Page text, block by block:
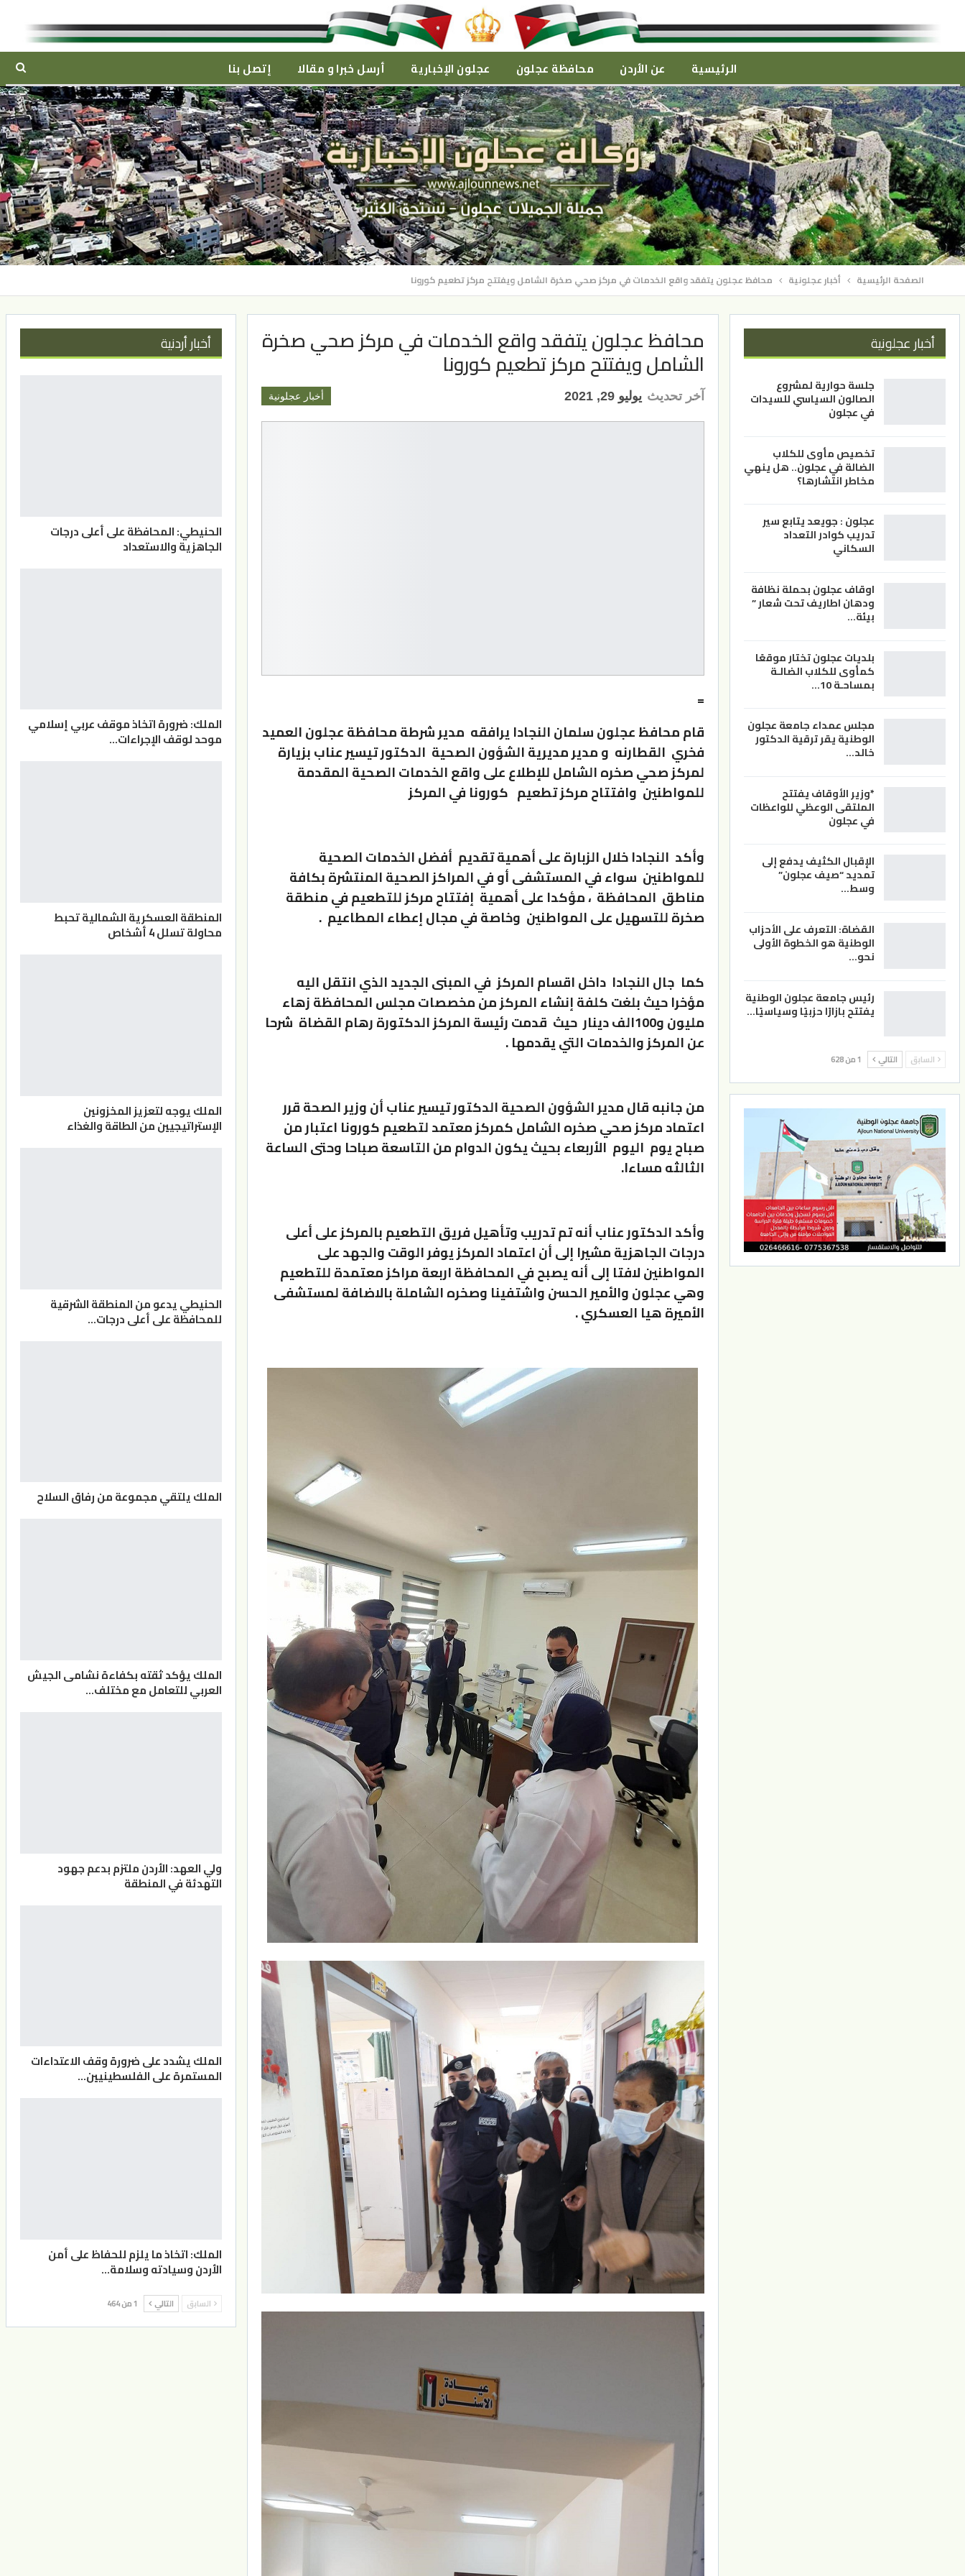
الرئيسية عن الأردن محافظة عجلون عجلون الإخبارية أرسل خبرا و مقالا إتصل بنا
الصفحة الرئيسية أخبار عجلونية محافظ عجلون يتفقد واقع الخدمات في مركز صحي صخرة الشامل ويفتتح مركز تطعيم كورونا
محافظ عجلون يتفقد واقع الخدمات في مركز صحي صخرة
الشامل ويفتتح مركز تطعيم كورونا
أخبار عجلونية آخر تحديث يوليو 29, 2021
=
قام محافظ عجلون سلمان النجادا يرافقه مدير شرطة محافظة عجلون العميد
فخري القطارنه و مدير مديرية الشؤون الصحية الدكتور تيسير عناب بزيارة
لمركز صحي صخره الشامل للإطلاع على واقع الخدمات الصحية المقدمة
للمواطنين وافتتاح مركز تطعيم كورونا في المركز
وأكد النجادا خلال الزبارة على أهمية تقديم أفضل الخدمات الصحية
للمواطنين سواء في المستشفى أو في المراكز الصحية المنتشرة بكافة
مناطق المحافظة ، مؤكدا على أهمية إفتتاح مركز للتطعيم في منطقة
صخرة للتسهيل على المواطنين وخاصة في مجال إعطاء المطاعيم .
كما جال النجادا داخل اقسام المركز في المبنى الجديد الذي انتقل اليه
مؤخرا حيث بلغت كلفة إنشاء المركز من مخصصات مجلس المحافظة زهاء
مليون و100الف دينار حيث قدمت رئيسة المركز الدكتورة رهام القضاة شرحا
عن المركز والخدمات التي يقدمها .
من جانبه قال مدير الشؤون الصحية الدكتور تيسير عناب أن وزير الصحة قرر
اعتماد مركز صحي صخره الشامل كمركز معتمد لتطعيم كورونا اعتبار من
صباح يوم اليوم الأربعاء بحيث يكون الدوام من التاسعة صباحا وحتى الساعة
الثالثه مساءا.
وأكد الدكتور عناب أنه تم تدريب وتأهيل فريق التطعيم بالمركز على أعلى
درجات الجاهزية مشيرا إلى أن اعتماد المركز يوفر الوقت والجهد على
المواطنين لافتا إلى أنه يصبح في المحافظة اربعة مراكز معتمدة للتطعيم
وهي عجلون والأمير الحسن واشتفينا وصخره الشاملة بالاضافة لمستشفى
الأميرة هيا العسكري .
أخبار عجلونية
جلسة حوارية لمشروع
الصالون السياسي للسيدات
في عجلون
تخصيص مأوى للكلاب
الضالة في عجلون.. هل ينهي
مخاطر انتشارها؟
عجلون : جويعد يتابع سير
تدريب كوادر التعداد
السكاني
اوقاف عجلون بحملة نظافة
ودهان اطاريف تحت شعار ”
بيئة…
بلديات عجلون تختار موقعًا
كمأوى للكلاب الضالـة
بمساحـة 10…
مجلس عمداء جامعة عجلون
الوطنية يقر ترقية الدكتور
خالد…
*وزير الأوقاف يفتتح
الملتقى الوعظي للواعظات
في عجلون
الإقبال الكثيف يدفع إلى
تمديد “صيف عجلون”
وسط…
القضاة: التعرف على الأحزاب
الوطنية هو الخطوة الأولى
نحو…
رئيس جامعة عجلون الوطنية
يفتتح بازارًا حزبيًا وسياسيًا…
السابق التالي 1 من 628
أخبار أردنية
الحنيطي: المحافظة على أعلى درجات
الجاهزية والاستعداد
الملك: ضرورة اتخاذ موقف عربي إسلامي
موحد لوقف الإجراءات…
المنطقة العسكرية الشمالية تحبط
محاولة تسلل 4 أشخاص
الملك يوجه لتعزيز المخزونين
الإستراتيجيين من الطاقة والغذاء
الحنيطي يدعو من المنطقة الشرقية
للمحافظة على أعلى درجات…
الملك يلتقي مجموعة من رفاق السلاح
الملك يؤكد ثقته بكفاءة نشامى الجيش
العربي للتعامل مع مختلف…
ولي العهد: الأردن ملتزم بدعم جهود
التهدئة في المنطقة
الملك يشدد على ضرورة وقف الاعتداءات
المستمرة على الفلسطينيين…
الملك: اتخاذ ما يلزم للحفاظ على أمن
الأردن وسيادته وسلامة…
السابق التالي 1 من 464